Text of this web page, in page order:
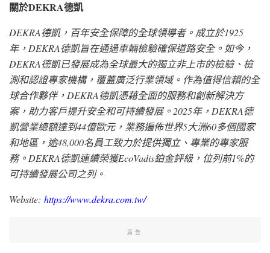
關於DEKRA德凱
DEKRA德凱，百年安全保障的全球領導者。成立於1925
年， DEKRA德凱旨在通過車輛檢驗確保道路安全。如今，
DEKRA德凱已發展成為全球最大的獨立非上市的檢驗、檢
測和認證專家機構，覆蓋廣泛行業領域。作為值得信賴的全
球合作夥伴， DEKRA德凱憑藉全面的服務和創新解決方
案，助力客戶提升安全和可持續發展。2025年，DEKRA德
凱營業總額達到44億歐元，業務遍佈世界5大洲60多個國家
和地區，逾48,000名員工致力於提供獨立、專業的專家服
務。DEKRA德凱連續榮獲EcoVadis鉑金評級，位列前1%的
可持續發展公司之列。
Website: https://www.dekra.com.tw/
廣告